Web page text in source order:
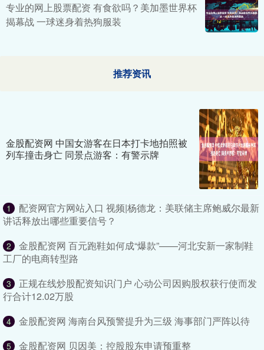
专业的网上股票配资 有食欲吗？美加墨世界杯
揭幕战 一球迷身着热狗服装
推荐资讯
金股配资网 中国女游客在日本打卡地拍照被
列车撞击身亡 同景点游客：有警示牌
1
配资网官方网站入口 视频|杨德龙：美联储主席鲍威尔最新
讲话释放出哪些重要信号？
2
金股配资网 百元跑鞋如何成“爆款”——河北安新一家制鞋
工厂的电商转型路
3
正规在线炒股配资知识门户 心动公司因购股权获行使而发
行合计12.02万股
4 金股配资网 海南台风预警提升为三级 海事部门严阵以待
5 金股配资网 贝因美：控股股东申请预重整